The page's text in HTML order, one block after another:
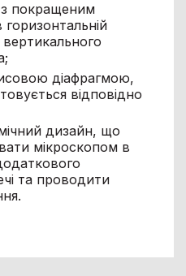
покращеним
діафрагмою,
відповідно
дизайн, що
мікроскопом в
та проводити